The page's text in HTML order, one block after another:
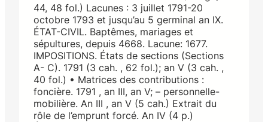
44, 48 fol.) Lacunes : 3 juillet 1791-20
octobre 1793 et jusqu’au 5 germinal an IX.
ÉTAT-CIVIL. Baptêmes, mariages et
sépultures, depuis 4668. Lacune: 1677.
IMPOSITIONS. États de sections (Sections
A- C). 1791 (3 cah. , 62 fol.); an V (3 cah. ,
40 fol.) • Matrices des contributions :
foncière. 1791 , an III, an V; – personnelle-
mobilière. An III , an V (5 cah.) Extrait du
rôle de l’emprunt forcé. An IV (4 p.)